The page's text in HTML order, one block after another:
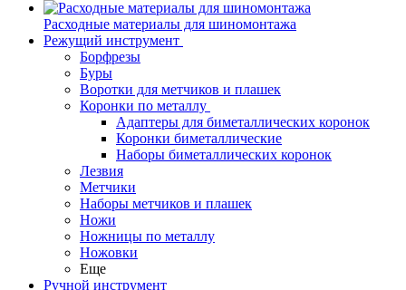
Расходные материалы для шиномонтажа
Режущий инструмент
Борфрезы
Буры
Воротки для метчиков и плашек
Коронки по металлу
Адаптеры для биметаллических коронок
Коронки биметаллические
Наборы биметаллических коронок
Лезвия
Метчики
Наборы метчиков и плашек
Ножи
Ножницы по металлу
Ножовки
Еще
Ручной инструмент